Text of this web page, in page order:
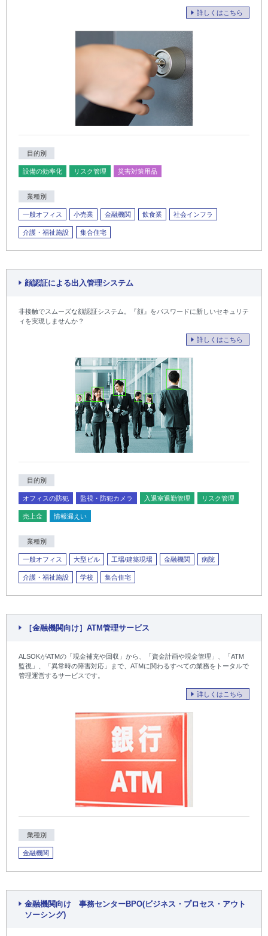
詳しくはこちら
目的別
設備の効率化 リスク管理 災害対策用品
業種別
一般オフィス 小売業 金融機関 飲食業 社会インフラ
介護・福祉施設 集合住宅
顔認証による出入管理システム
非接触でスムーズな顔認証システム。『顔』をパスワードに新しいセキュリテ
ィを実現しませんか？
詳しくはこちら
目的別
オフィスの防犯 監視・防犯カメラ 入退室退勤管理 リスク管理
売上金 情報漏えい
業種別
一般オフィス 大型ビル 工場/建築現場 金融機関 病院
介護・福祉施設 学校 集合住宅
［金融機関向け］ATM管理サービス
ALSOKがATMの「現金補充や回収」から、「資金計画や現金管理」、「ATM
監視」、「異常時の障害対応」まで、ATMに関わるすべての業務をトータルで
管理運営するサービスです。
詳しくはこちら
業種別
金融機関
金融機関向け 事務センターBPO(ビジネス・プロセス・アウト
ソーシング)